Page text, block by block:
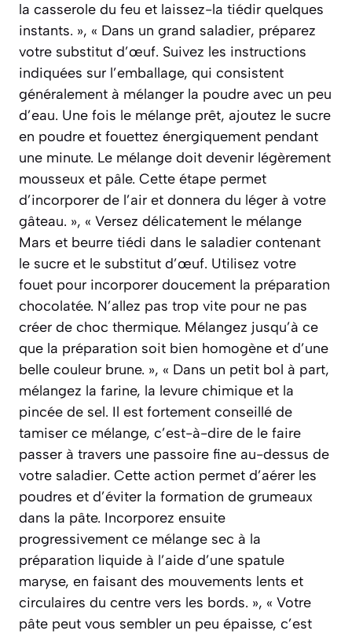
la casserole du feu et laissez-la tiédir quelques
instants. », « Dans un grand saladier, préparez
votre substitut d’œuf. Suivez les instructions
indiquées sur l’emballage, qui consistent
généralement à mélanger la poudre avec un peu
d’eau. Une fois le mélange prêt, ajoutez le sucre
en poudre et fouettez énergiquement pendant
une minute. Le mélange doit devenir légèrement
mousseux et pâle. Cette étape permet
d’incorporer de l’air et donnera du léger à votre
gâteau. », « Versez délicatement le mélange
Mars et beurre tiédi dans le saladier contenant
le sucre et le substitut d’œuf. Utilisez votre
fouet pour incorporer doucement la préparation
chocolatée. N’allez pas trop vite pour ne pas
créer de choc thermique. Mélangez jusqu’à ce
que la préparation soit bien homogène et d’une
belle couleur brune. », « Dans un petit bol à part,
mélangez la farine, la levure chimique et la
pincée de sel. Il est fortement conseillé de
tamiser ce mélange, c’est-à-dire de le faire
passer à travers une passoire fine au-dessus de
votre saladier. Cette action permet d’aérer les
poudres et d’éviter la formation de grumeaux
dans la pâte. Incorporez ensuite
progressivement ce mélange sec à la
préparation liquide à l’aide d’une spatule
maryse, en faisant des mouvements lents et
circulaires du centre vers les bords. », « Votre
pâte peut vous sembler un peu épaisse, c’est